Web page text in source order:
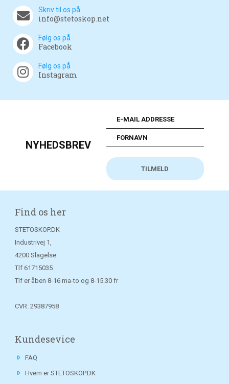
Skriv til os på
info@stetoskop.net
Følg os på
Facebook
Følg os på
Instagram
NYHEDSBREV
Find os her
STETOSKOP.DK
Industrivej 1,
4200 Slagelse
Tlf 61715035
Tlf er åben 8-16 ma-to og 8-15.30 fr
CVR: 29387958
Kundesevice
FAQ
Hvem er STETOSKOP.DK